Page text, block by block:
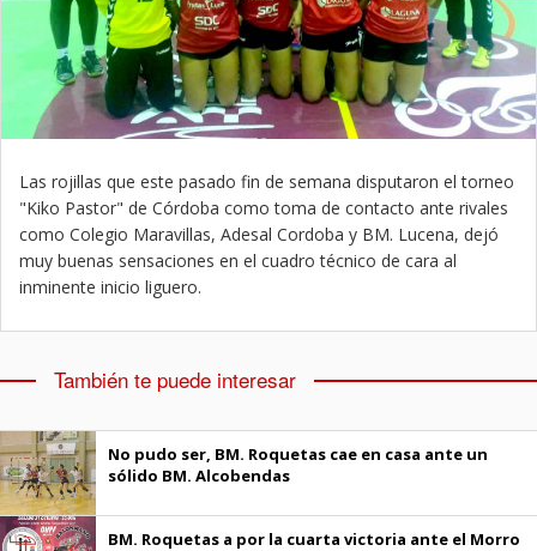
Las rojillas que este pasado fin de semana disputaron el torneo
"Kiko Pastor" de Córdoba como toma de contacto ante rivales
como Colegio Maravillas, Adesal Cordoba y BM. Lucena, dejó
muy buenas sensaciones en el cuadro técnico de cara al
inminente inicio liguero.
También te puede interesar
No pudo ser, BM. Roquetas cae en casa ante un
sólido BM. Alcobendas
BM. Roquetas a por la cuarta victoria ante el Morro